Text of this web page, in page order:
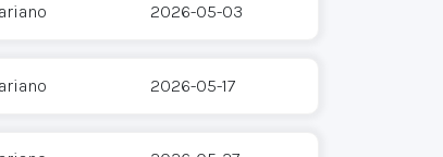
2026-05-03
2026-05-17